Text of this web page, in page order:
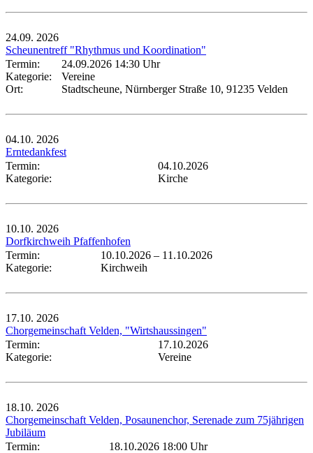
24.09. 2026
Scheunentreff "Rhythmus und Koordination"
Termin:
24.09.2026 14:30 Uhr
Kategorie:
Vereine
Ort:
Stadtscheune, Nürnberger Straße 10, 91235 Velden
04.10. 2026
Erntedankfest
Termin:
04.10.2026
Kategorie:
Kirche
10.10. 2026
Dorfkirchweih Pfaffenhofen
Termin:
10.10.2026 – 11.10.2026
Kategorie:
Kirchweih
17.10. 2026
Chorgemeinschaft Velden, "Wirtshaussingen"
Termin:
17.10.2026
Kategorie:
Vereine
18.10. 2026
Chorgemeinschaft Velden, Posaunenchor, Serenade zum 75jährigen
Jubiläum
Termin:
18.10.2026 18:00 Uhr